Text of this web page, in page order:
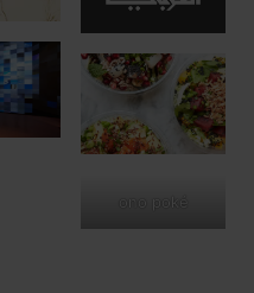
ono poké